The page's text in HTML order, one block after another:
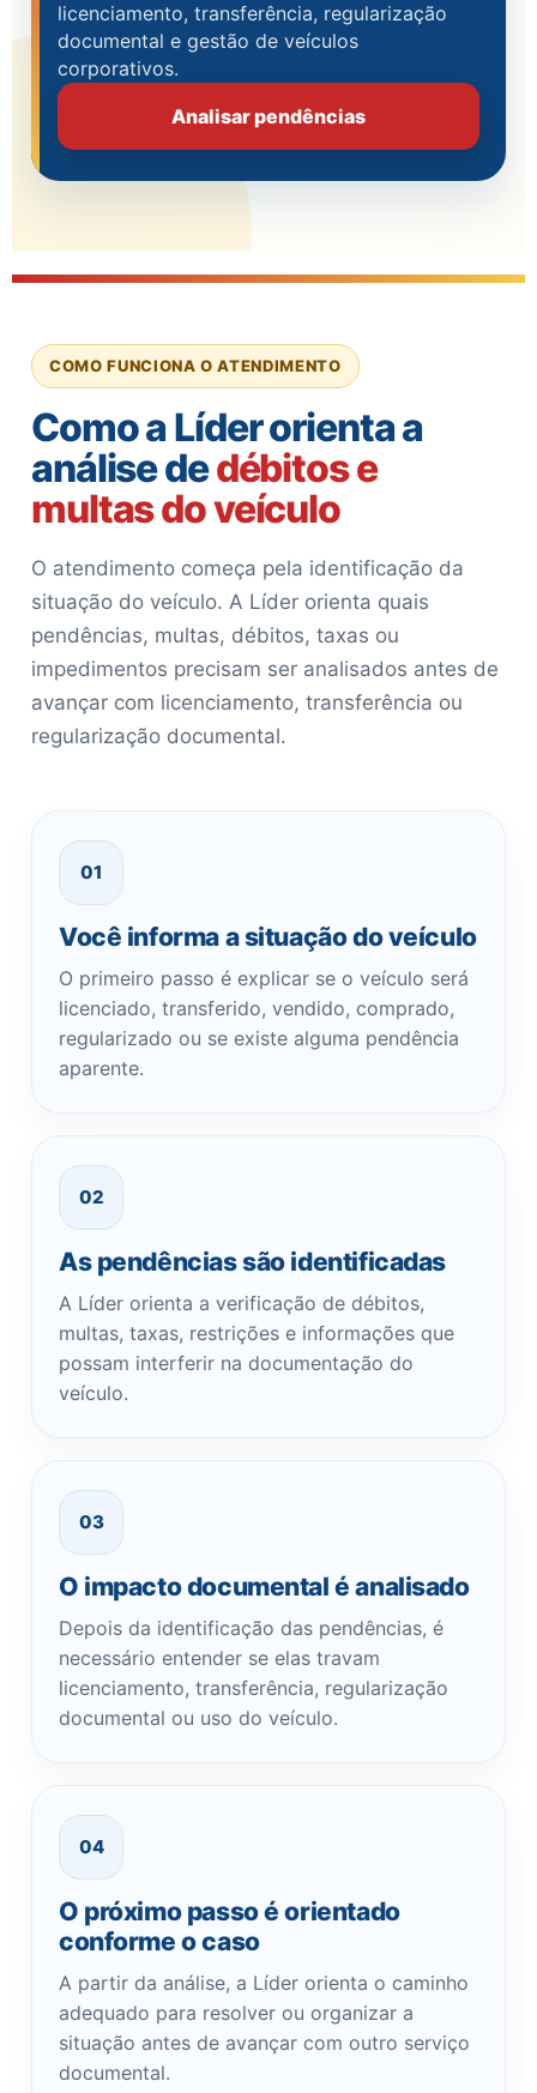
licenciamento, transferência, regularização
documental e gestão de veículos
corporativos.
Analisar pendências
COMO FUNCIONA O ATENDIMENTO
Como a Líder orienta a
análise dedébitos e
multas do veículo
O atendimento começa pela identificação da
situação do veículo. A Líder orienta quais
pendências, multas, débitos, taxas ou
impedimentos precisam ser analisados antes de
avançar com licenciamento, transferência ou
regularização documental.
01
Você informa a situação do veículo
O primeiro passo é explicar se o veículo será
licenciado, transferido, vendido, comprado,
regularizado ou se existe alguma pendência
aparente.
02
As pendências são identificadas
A Líder orienta a verificação de débitos,
multas, taxas, restrições e informações que
possam interferir na documentação do
veículo.
03
O impacto documental é analisado
Depois da identificação das pendências, é
necessário entender se elas travam
licenciamento, transferência, regularização
documental ou uso do veículo.
04
O próximo passo é orientado
conforme o caso
A partir da análise, a Líder orienta o caminho
adequado para resolver ou organizar a
situação antes de avançar com outro serviço
documental.